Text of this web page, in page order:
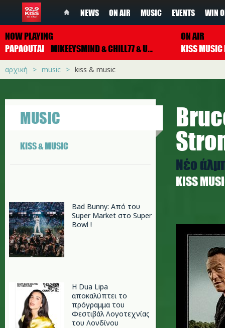
NEWS ON AIR MUSIC EVENTS WIN
NOW PLAYING
PAPAOUTAI MIKEEYSMIND & CHILL77 & UNJAPS
ON AIR
αρχική music kiss & music
MUSIC
KISS & MUSIC
Bad Bunny: Από του
Super Market στο Super
Bowl !
Η Dua Lipa
αποκαλύπτει το
πρόγραμμα του
Φεστιβάλ Λογοτεχνίας
του Λονδίνου
Νέο
ΚISS